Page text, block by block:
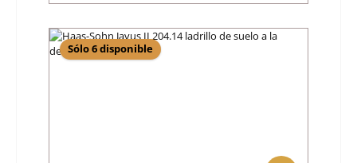
Sólo 6 disponible